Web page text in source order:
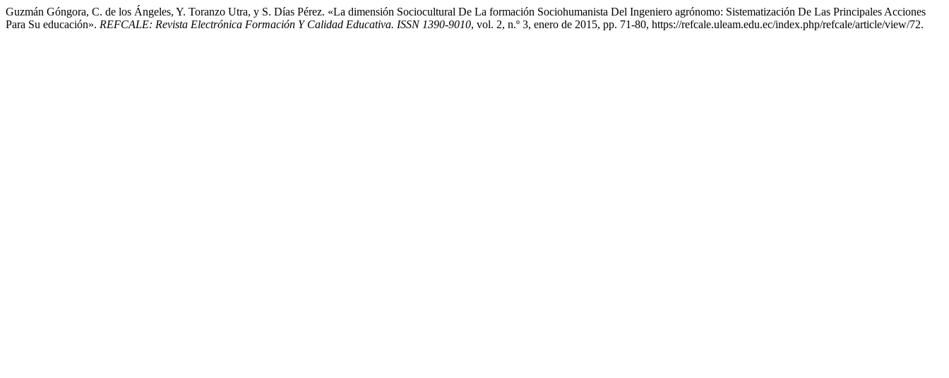
Guzmán Góngora, C. de los Ángeles, Y. Toranzo Utra, y S. Días Pérez. «La dimensión Sociocultural De La formación Sociohumanista Del Ingeniero agrónomo: Sistematización De Las Principales Acciones
Para Su educación». REFCALE: Revista Electrónica Formación Y Calidad Educativa. ISSN 1390-9010, vol. 2, n.º 3, enero de 2015, pp. 71-80, https://refcale.uleam.edu.ec/index.php/refcale/article/view/72.